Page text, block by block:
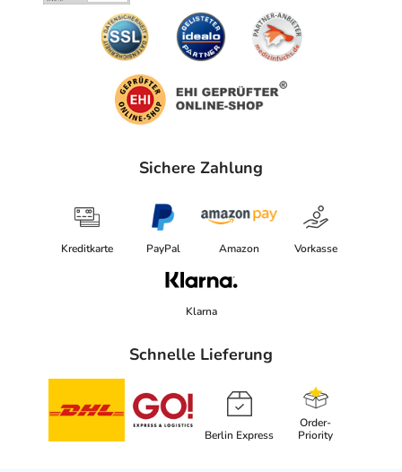
Sichere Zahlung
Kreditkarte PayPal Amazon Vorkasse
Klarna
Schnelle Lieferung
Berlin Express
Order-
Priority